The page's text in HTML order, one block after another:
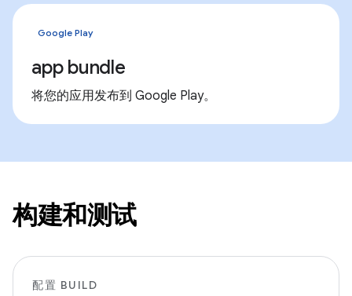
Google Play
app bundle
将您的应用发布到 Google Play。
构建和测试
配置 BUILD